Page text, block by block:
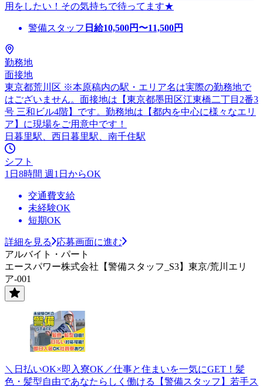
用をしたい！その気持ちで待ってます★
警備スタッフ 日給10,500円〜11,500円
勤務地
面接地
東京都荒川区 ※本原稿内の駅・エリア名は実際の勤務地で
はございません。面接地は【東京都墨田区江東橋二丁目2番3
号 三和ビル4階】です。勤務地は【都内を中心に様々なエリ
ア】に現場をご用意中です！
日暮里駅、西日暮里駅、南千住駅
シフト
1日8時間 週1日からOK
交通費支給
未経験OK
短期OK
詳細を見る
応募画面に進む
アルバイト・パート
エースパワー株式会社【警備スタッフ_S3】東京/荒川エリ
ア-001
＼日払いOK×即入寮OK／仕事と住まいを一気にGET！髪
色・髪型自由であなたらしく働ける【警備スタッフ】若手ス